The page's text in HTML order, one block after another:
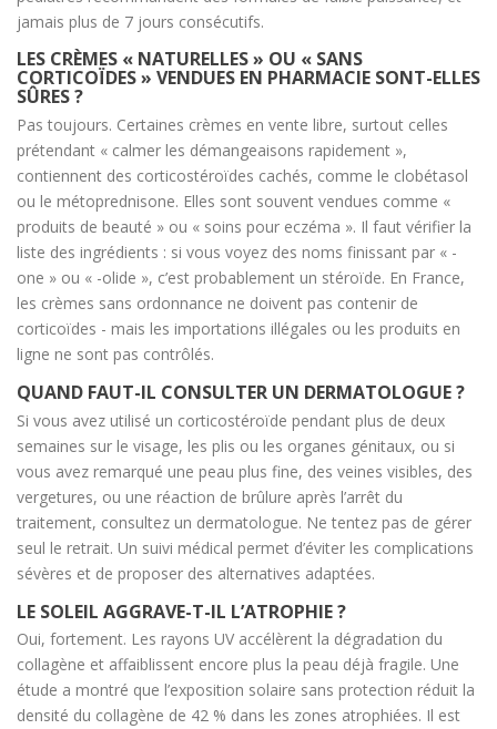
jamais plus de 7 jours consécutifs.
LES CRÈMES « NATURELLES » OU « SANS
CORTICOÏDES » VENDUES EN PHARMACIE SONT-ELLES
SÛRES ?
Pas toujours. Certaines crèmes en vente libre, surtout celles
prétendant « calmer les démangeaisons rapidement »,
contiennent des corticostéroïdes cachés, comme le clobétasol
ou le métoprednisone. Elles sont souvent vendues comme «
produits de beauté » ou « soins pour eczéma ». Il faut vérifier la
liste des ingrédients : si vous voyez des noms finissant par « -
one » ou « -olide », c’est probablement un stéroïde. En France,
les crèmes sans ordonnance ne doivent pas contenir de
corticoïdes - mais les importations illégales ou les produits en
ligne ne sont pas contrôlés.
QUAND FAUT-IL CONSULTER UN DERMATOLOGUE ?
Si vous avez utilisé un corticostéroïde pendant plus de deux
semaines sur le visage, les plis ou les organes génitaux, ou si
vous avez remarqué une peau plus fine, des veines visibles, des
vergetures, ou une réaction de brûlure après l’arrêt du
traitement, consultez un dermatologue. Ne tentez pas de gérer
seul le retrait. Un suivi médical permet d’éviter les complications
sévères et de proposer des alternatives adaptées.
LE SOLEIL AGGRAVE-T-IL L’ATROPHIE ?
Oui, fortement. Les rayons UV accélèrent la dégradation du
collagène et affaiblissent encore plus la peau déjà fragile. Une
étude a montré que l’exposition solaire sans protection réduit la
densité du collagène de 42 % dans les zones atrophiées. Il est